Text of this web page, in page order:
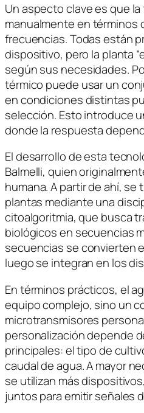
Un aspecto clave es que
manualmente en términos
frecuencias. Todas están
dispositivo, pero la planta
según sus necesidades.
térmico puede usar un
en condiciones distintas
selección. Esto introduce
donde la respuesta
El desarrollo de esta
Balmelli, quien
humana. A partir de ahí,
plantas mediante una
citoalgoritmia, que busca
biológicos en secuencias
secuencias se convierten
luego se integran en los
En términos prácticos, el
equipo complejo, sino un
microtransmisores
personalización depende
principales: el tipo de
caudal de agua. A mayor
se utilizan más
juntos para emitir señales